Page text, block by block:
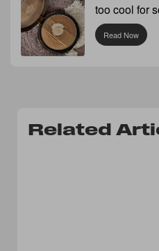
too cool for
Read Now
Related